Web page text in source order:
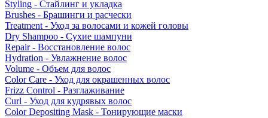
Styling - Стайлинг и укладка
Brushes - Брашинги и расчески
Treatment - Уход за волосами и кожей головы
Dry Shampoo - Сухие шампуни
Repair - Восстановление волос
Hydration - Увлажнение волос
Volume - Объем для волос
Color Care - Уход для окрашенных волос
Frizz Control - Разглаживание
Curl - Уход для кудрявых волос
Color Depositing Mask - Тонирующие маски